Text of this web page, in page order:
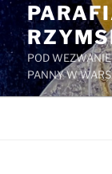
POD
PANNY W